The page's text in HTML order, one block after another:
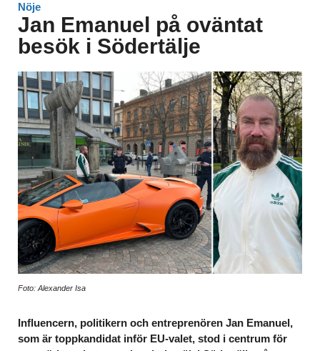
Nöje
Jan Emanuel på oväntat
besök i Södertälje
Foto: Alexander Isa
Influencern, politikern och entreprenören Jan Emanuel,
som är toppkandidat inför EU-valet, stod i centrum för